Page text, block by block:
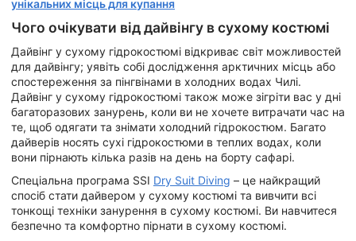
унікальних місць для купання
Чого очікувати від дайвінгу в сухому костюмі
Дайвінг у сухому гідрокостюмі відкриває світ можливостей
для дайвінгу; уявіть собі дослідження арктичних місць або
спостереження за пінгвінами в холодних водах Чилі.
Дайвінг у сухому гідрокостюмі також може зігріти вас у дні
багаторазових занурень, коли ви не хочете витрачати час на
те, щоб одягати та знімати холодний гідрокостюм. Багато
дайверів носять сухі гідрокостюми в теплих водах, коли
вони пірнають кілька разів на день на борту сафарі.
Спеціальна програма SSI Dry Suit Diving – це найкращий
спосіб стати дайвером у сухому костюмі та вивчити всі
тонкощі техніки занурення в сухому костюмі. Ви навчитеся
безпечно та комфортно пірнати в сухому костюмі.